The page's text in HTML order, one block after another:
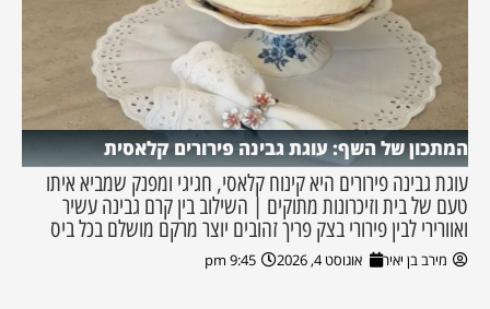
המתכון של השף: עוגת גבינה פירורים קלאסית
עוגת גבינה פירורים היא קינוח קלאסי, חגיגי ומפנק שמביא איתו
טעם של בית וזיכרונות מתוקים | השילוב בין קרם גבינה עשיר
ואוורירי לבין פירורי בצק פריך זהובים יוצר מרקם מושלם בכל ביס
מירב בן יאיר אוגוסט 4, 2026 9:45 pm